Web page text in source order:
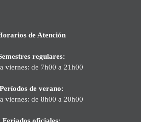
de Atención
regulares:
viernes: de 7h00 a 21h00
Períodos de verano:
viernes: de 8h00 a 20h00
Feriados oficiales: